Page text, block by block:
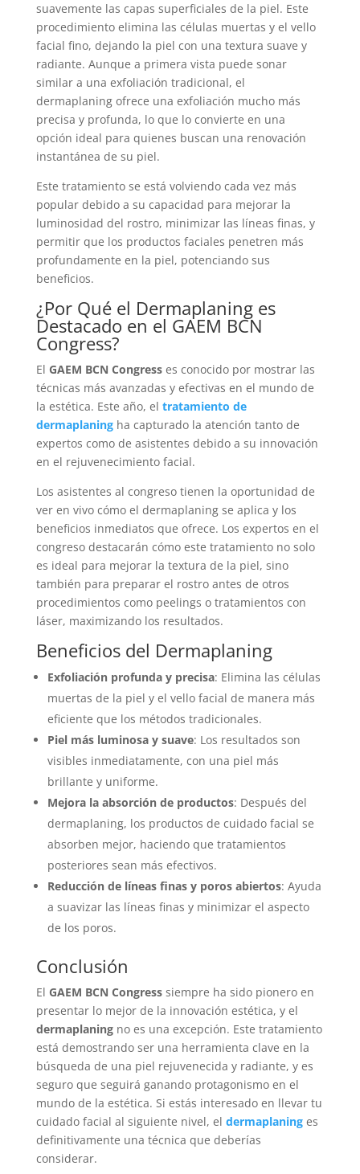
suavemente las capas superficiales de la piel. Este
procedimiento elimina las células muertas y el vello
facial fino, dejando la piel con una textura suave y
radiante. Aunque a primera vista puede sonar
similar a una exfoliación tradicional, el
dermaplaning ofrece una exfoliación mucho más
precisa y profunda, lo que lo convierte en una
opción ideal para quienes buscan una renovación
instantánea de su piel.
Este tratamiento se está volviendo cada vez más
popular debido a su capacidad para mejorar la
luminosidad del rostro, minimizar las líneas finas, y
permitir que los productos faciales penetren más
profundamente en la piel, potenciando sus
beneficios.
¿Por Qué el Dermaplaning es
Destacado en el GAEM BCN
Congress?
El GAEM BCN Congresses conocido por mostrar las
técnicas más avanzadas y efectivas en el mundo de
la estética. Este año, el tratamiento de
dermaplaningha capturado la atención tanto de
expertos como de asistentes debido a su innovación
en el rejuvenecimiento facial.
Los asistentes al congreso tienen la oportunidad de
ver en vivo cómo el dermaplaning se aplica y los
beneficios inmediatos que ofrece. Los expertos en el
congreso destacarán cómo este tratamiento no solo
es ideal para mejorar la textura de la piel, sino
también para preparar el rostro antes de otros
procedimientos como peelings o tratamientos con
láser, maximizando los resultados.
Beneficios del Dermaplaning
Exfoliación profunda y precisa: Elimina las células
muertas de la piel y el vello facial de manera más
eficiente que los métodos tradicionales.
Piel más luminosa y suave: Los resultados son
visibles inmediatamente, con una piel más
brillante y uniforme.
Mejora la absorción de productos: Después del
dermaplaning, los productos de cuidado facial se
absorben mejor, haciendo que tratamientos
posteriores sean más efectivos.
Reducción de líneas finas y poros abiertos: Ayuda
a suavizar las líneas finas y minimizar el aspecto
de los poros.
Conclusión
El GAEM BCN Congresssiempre ha sido pionero en
presentar lo mejor de la innovación estética, y el
dermaplaningno es una excepción. Este tratamiento
está demostrando ser una herramienta clave en la
búsqueda de una piel rejuvenecida y radiante, y es
seguro que seguirá ganando protagonismo en el
mundo de la estética. Si estás interesado en llevar tu
cuidado facial al siguiente nivel, el dermaplaninges
definitivamente una técnica que deberías
considerar.